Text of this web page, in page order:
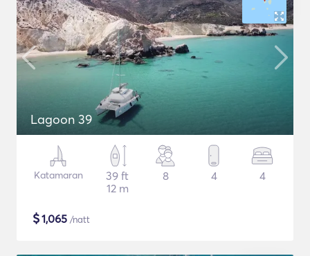
Lagoon 39
Katamaran
39 ft
12 m
8 4 4
$1,065 /natt